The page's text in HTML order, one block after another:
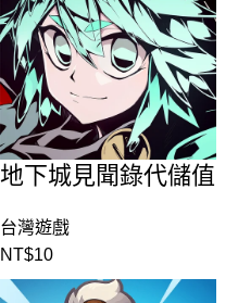
地下城見聞錄代儲值
台灣遊戲
NT$10